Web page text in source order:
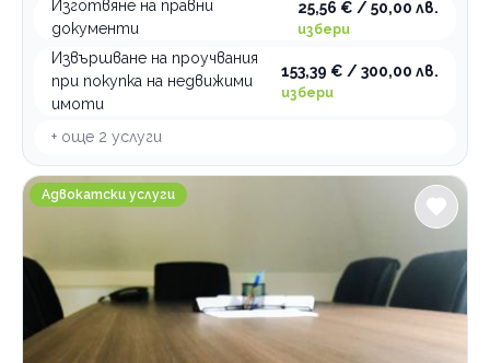
Изготвяне на правни
документи
25,56 € / 50,00 лв.
избери
Извършване на проучвания
при покупка на недвижими
имоти
153,39 € / 300,00 лв.
избери
+ още 2 услуги
Адвокатско дружество Панев и Партньори
Адвокатски услуги
Професионални дезинфекциращи препарати
Зали за събития
Професионални консултации